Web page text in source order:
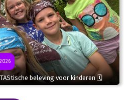
beleving voor kinderen 🗓